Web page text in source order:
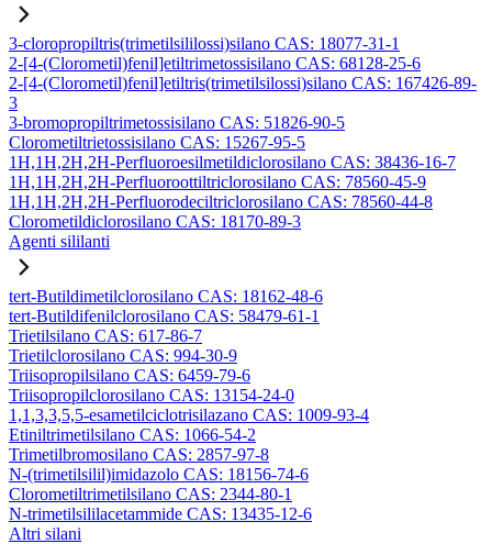
3-cloropropiltris(trimetilsililossi)silano CAS: 18077-31-1
2-[4-(Clorometil)fenil]etiltrimetossisilano CAS: 68128-25-6
2-[4-(Clorometil)fenil]etiltris(trimetilsilossi)silano CAS: 167426-89-
3
3-bromopropiltrimetossisilano CAS: 51826-90-5
Clorometiltrietossisilano CAS: 15267-95-5
1H,1H,2H,2H-Perfluoroesilmetildiclorosilano CAS: 38436-16-7
1H,1H,2H,2H-Perfluoroottiltriclorosilano CAS: 78560-45-9
1H,1H,2H,2H-Perfluorodeciltriclorosilano CAS: 78560-44-8
Clorometildiclorosilano CAS: 18170-89-3
Agenti sililanti
tert-Butildimetilclorosilano CAS: 18162-48-6
tert-Butildifenilclorosilano CAS: 58479-61-1
Trietilsilano CAS: 617-86-7
Trietilclorosilano CAS: 994-30-9
Triisopropilsilano CAS: 6459-79-6
Triisopropilclorosilano CAS: 13154-24-0
1,1,3,3,5,5-esametilciclotrisilazano CAS: 1009-93-4
Etiniltrimetilsilano CAS: 1066-54-2
Trimetilbromosilano CAS: 2857-97-8
N-(trimetilsilil)imidazolo CAS: 18156-74-6
Clorometiltrimetilsilano CAS: 2344-80-1
N-trimetilsililacetammide CAS: 13435-12-6
Altri silani